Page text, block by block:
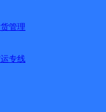
管理
专线
递网点